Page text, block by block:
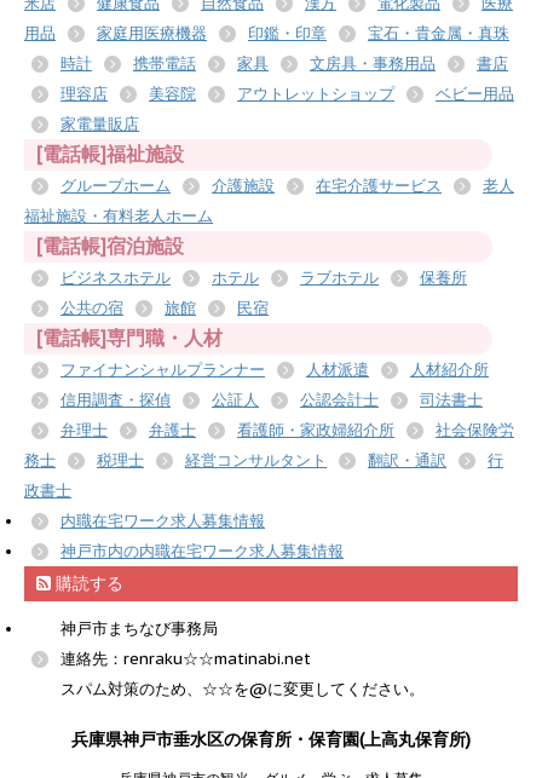
用品
家庭用医療機器 印鑑・印章
宝石・貴金属・真珠
時計
携帯電話 家具 文房具・事務用品
書店
理容店
美容院 アウトレットショップ
ベビー用品
家電量販店
[電話帳]福祉施設
グループホーム 介護施設 在宅介護サービス
老人
福祉施設・有料老人ホーム
[電話帳]宿泊施設
ビジネスホテル ホテル ラブホテル
保養所
公共の宿
旅館 民宿
[電話帳]専門職・人材
ファイナンシャルプランナー 人材派遣
人材紹介所
信用調査・探偵
公証人 公認会計士
司法書士
弁理士
弁護士 看護師・家政婦紹介所
社会保険労
務士
税理士 経営コンサルタント 翻訳・通訳
行
政書士
内職在宅ワーク求人募集情報
神戸市内の内職在宅ワーク求人募集情報
購読する
神戸市まちなび事務局
連絡先：renraku☆☆matinabi.net
スパム対策のため、☆☆を@に変更してください。
兵庫県神戸市垂水区の保育所・保育園(上高丸保育所)